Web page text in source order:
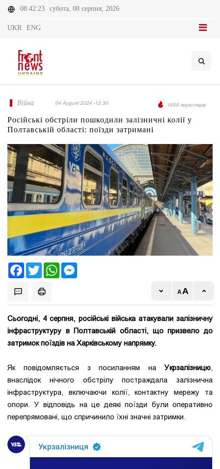
08:42:23 субота, 08 серпня, 2026
UKR ENG
Війна 04 August 2024 -12:30 1659 переглядів
Російські обстріли пошкодили залізничні колії у
Полтавській області: поїзди затримані
FacebookTwitter WhatsApp
Сьогодні, 4 серпня, російські війська атакували залізничну
інфраструктуру в Полтавській області, що призвело до
затримок поїздів на Харківському напрямку.
Як повідомляється з посиланням на Укрзалізницю,
внаслідок нічного обстрілу постраждала залізнична
інфраструктура, включаючи колії, контактну мережу та
опори. У відповідь на це деякі поїзди були оперативно
перепрямовані, що спричинило їхні значні затримки.